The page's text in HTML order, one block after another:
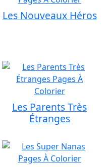
Les Nouveaux Héros
Les Parents Très
Étranges